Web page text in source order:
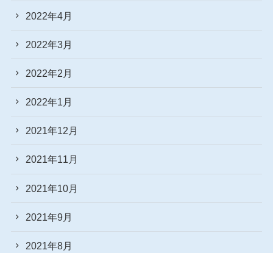
2022年4月
2022年3月
2022年2月
2022年1月
2021年12月
2021年11月
2021年10月
2021年9月
2021年8月